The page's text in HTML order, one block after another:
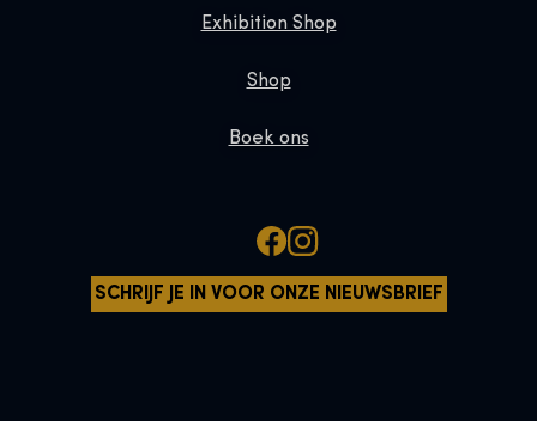
Exhibition Shop
Shop
Boek ons
SCHRIJF JE IN VOOR ONZE NIEUWSBRIEF